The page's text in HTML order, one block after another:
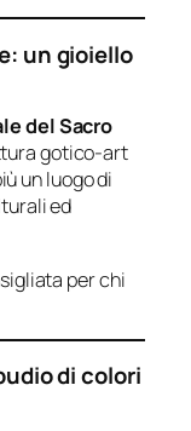
un gioiello
del Sacro
gotico-art
un luogo di
ed
per chi
di colori